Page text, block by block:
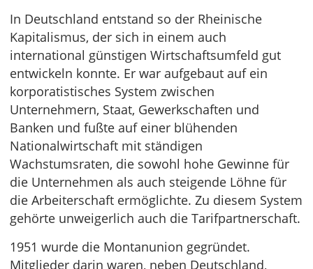
In Deutschland entstand so der Rheinische
Kapitalismus, der sich in einem auch
international günstigen Wirtschaftsumfeld gut
entwickeln konnte. Er war aufgebaut auf ein
korporatistisches System zwischen
Unternehmern, Staat, Gewerkschaften und
Banken und fußte auf einer blühenden
Nationalwirtschaft mit ständigen
Wachstumsraten, die sowohl hohe Gewinne für
die Unternehmen als auch steigende Löhne für
die Arbeiterschaft ermöglichte. Zu diesem System
gehörte unweigerlich auch die Tarifpartnerschaft.
1951 wurde die Montanunion gegründet.
Mitglieder darin waren, neben Deutschland,